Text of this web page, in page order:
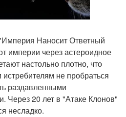
Наносит Ответный
империи через астероидное
настольно плотно, что
не пробраться
раздавленными
20 лет в "Атаке Клонов"
несладко.